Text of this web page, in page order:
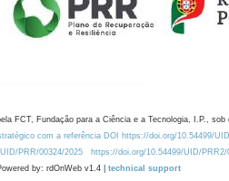
FCT, Fundação para a Ciência e a Tecnologia, I.P., sob
com a referência DOI https://doi.org/10.54499/
UID/PRR/00324/2025 https://doi.org/10.54499/UID/PRR2/
by: rdOnWeb v1.4 | technical support